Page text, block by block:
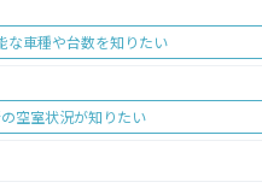
な車種や台数を知りたい
空室状況が知りたい